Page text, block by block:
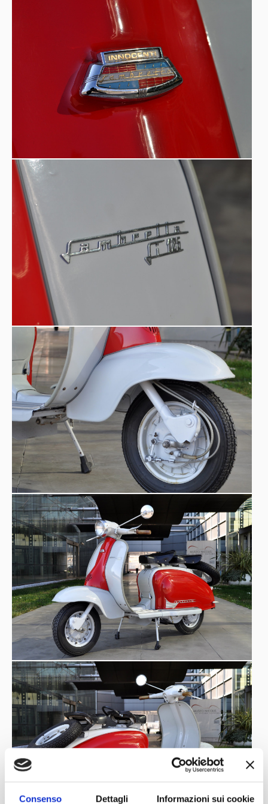
Consenso Dettagli Informazioni sui cookie